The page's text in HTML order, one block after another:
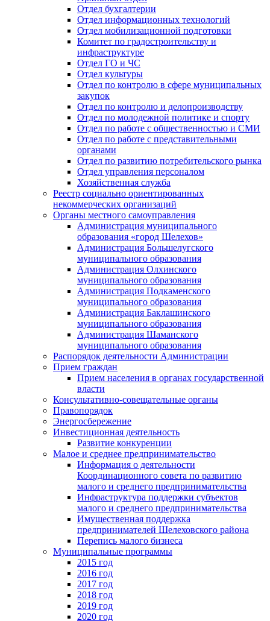
Отдел бухгалтерии
Отдел информационных технологий
Отдел мобилизационной подготовки
Комитет по градостроительству и
инфраструктуре
Отдел ГО и ЧС
Отдел культуры
Отдел по контролю в сфере муниципальных
закупок
Отдел по контролю и делопроизводству
Отдел по молодежной политике и спорту
Отдел по работе с общественностью и СМИ
Отдел по работе с представительными
органами
Отдел по развитию потребительского рынка
Отдел управления персоналом
Хозяйственная служба
Реестр социально ориентированных
некоммерческих организаций
Органы местного самоуправления
Администрация муниципального
образования «город Шелехов»
Администрация Большелугского
муниципального образования
Администрация Олхинского
муниципального образования
Администрация Подкаменского
муниципального образования
Администрация Баклашинского
муниципального образования
Администрация Шаманского
муниципального образования
Распорядок деятельности Администрации
Прием граждан
Прием населения в органах государственной
власти
Консультативно-совещательные органы
Правопорядок
Энергосбережение
Инвестиционная деятельность
Развитие конкуренции
Малое и среднее предпринимательство
Информация о деятельности
Координационного совета по развитию
малого и среднего предпринимательства
Инфраструктура поддержки субъектов
малого и среднего предпринимательства
Имущественная поддержка
предпринимателей Шелеховского района
Перепись малого бизнеса
Муниципальные программы
2015 год
2016 год
2017 год
2018 год
2019 год
2020 год